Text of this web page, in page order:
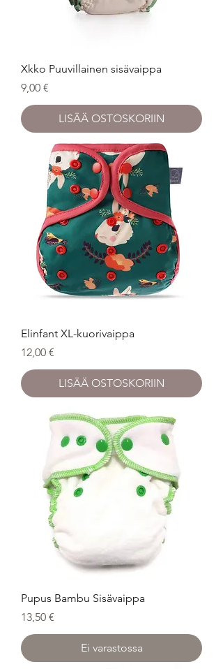
Xkko Puuvillainen sisävaippa
Hinta
9,00 €
LISÄÄ OSTOSKORIIN
Elinfant XL-kuorivaippa
Hinta
12,00 €
LISÄÄ OSTOSKORIIN
Pupus Bambu Sisävaippa
Hinta
13,50 €
Ei varastossa